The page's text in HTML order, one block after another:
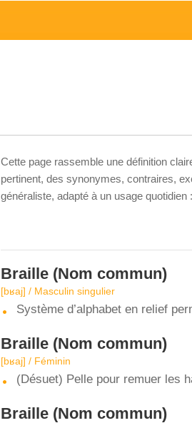
Cette page rassemble une définition
pertinent, des synonymes, contraires,
généraliste, adapté à un usage
Braille (Nom commun)
[bʁaj] / Masculin singulier
Système d’alphabet en relief
Braille (Nom commun)
[bʁaj] / Féminin
(Désuet) Pelle pour remuer les
Braille (Nom commun)